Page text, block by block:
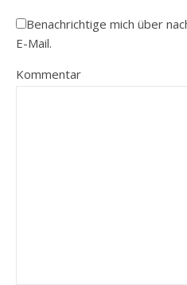
Benachrichtige mich über
E-Mail.
Kommentar